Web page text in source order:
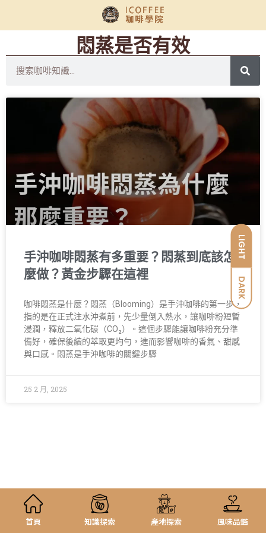
LIGHT
DARK
悶蒸是否有效
手沖咖啡悶蒸有多重要？悶蒸到底該怎
麼做？黃金步驟在這裡
咖啡悶蒸是什麼？悶蒸（Blooming）是手沖咖啡的第一步，
指的是在正式注水沖煮前，先少量倒入熱水，讓咖啡粉短暫
浸潤，釋放二氧化碳（CO₂）。這個步驟能讓咖啡粉充分準
備好，確保後續的萃取更均勻，進而影響咖啡的香氣、甜感
與口感。悶蒸是手沖咖啡的關鍵步驟
25 2 月, 2025
首頁 知識探索 產地探索 風味品鑑